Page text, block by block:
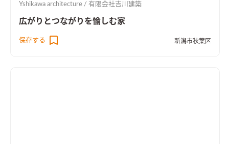
Yshikawa architecture / 有限会社吉川建築
広がりとつながりを愉しむ家
保存する 新潟市秋葉区